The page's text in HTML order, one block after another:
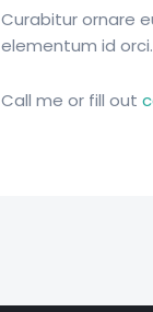
Curabitur ornare
elementum id
Call me or fill out